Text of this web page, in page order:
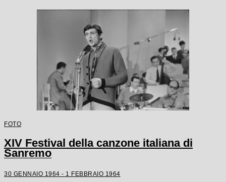
FOTO
XIV Festival della canzone italiana di
Sanremo
30 GENNAIO 1964 - 1 FEBBRAIO 1964